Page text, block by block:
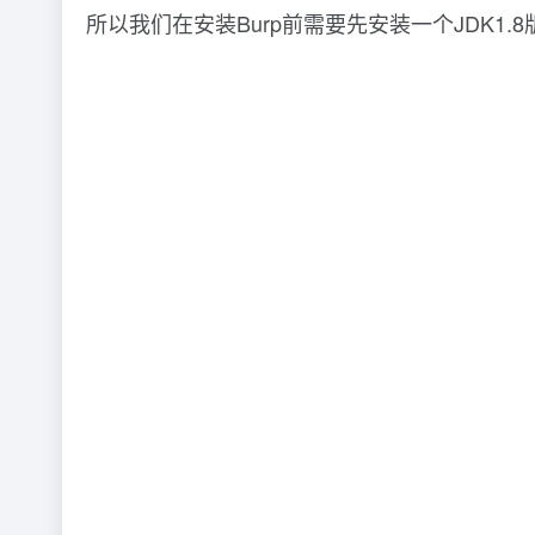
所以我们在安装Burp前需要先安装一个JDK1.8